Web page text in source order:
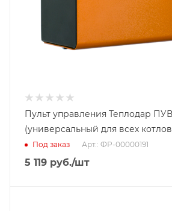
Пульт управления Теплодар
(универсальный для всех
Под заказ Арт.: ФР-00000191
5 119 руб./шт